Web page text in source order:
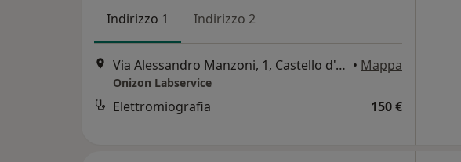
Indirizzo 1 Indirizzo 2
Via Alessandro Manzoni, 1, Castello d'Agogna • Mappa
Onizon Labservice
Elettromiografia 150 €